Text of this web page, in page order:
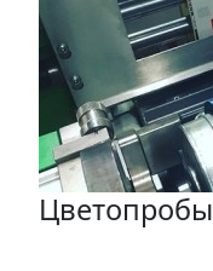
Цветопробы